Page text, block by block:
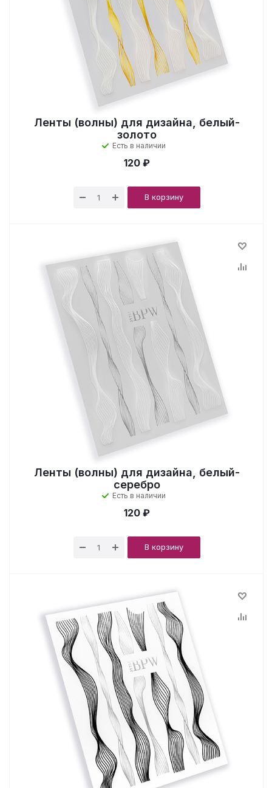
Ленты (волны) для дизайна, белый-
золото
Есть в наличии
120 ₽
В корзину
Ленты (волны) для дизайна, белый-
серебро
Есть в наличии
120 ₽
В корзину